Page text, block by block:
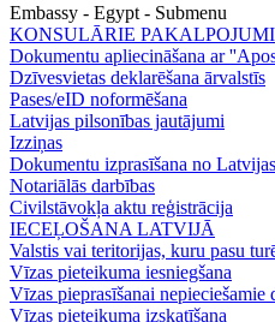
Embassy - Egypt - Submenu
KONSULĀRIE PAKALPOJUMI
Dokumentu apliecināšana ar
Dzīvesvietas deklarēšana ārvalstīs
Pases/eID noformēšana
Latvijas pilsonības jautājumi
Izziņas
Dokumentu izprasīšana no
Notariālās darbības
Civilstāvokļa aktu reģistrācija
IECEĻOŠANA LATVIJĀ
Valstis vai teritorijas, kuru pasu
Vīzas pieteikuma iesniegšana
Vīzas pieprasīšanai nepieciešamie
Vīzas pieteikuma izskatīšana